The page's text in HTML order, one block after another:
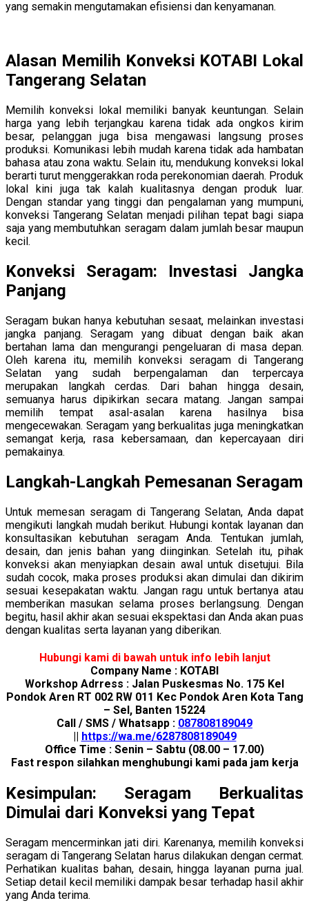
yang semakin mengutamakan efisiensi dan kenyamanan.
Alasan Memilih Konveksi KOTABI Lokal
Tangerang Selatan
Memilih konveksi lokal memiliki banyak keuntungan. Selain
harga yang lebih terjangkau karena tidak ada ongkos kirim
besar, pelanggan juga bisa mengawasi langsung proses
produksi. Komunikasi lebih mudah karena tidak ada hambatan
bahasa atau zona waktu. Selain itu, mendukung konveksi lokal
berarti turut menggerakkan roda perekonomian daerah. Produk
lokal kini juga tak kalah kualitasnya dengan produk luar.
Dengan standar yang tinggi dan pengalaman yang mumpuni,
konveksi Tangerang Selatan menjadi pilihan tepat bagi siapa
saja yang membutuhkan seragam dalam jumlah besar maupun
kecil.
Konveksi Seragam: Investasi Jangka
Panjang
Seragam bukan hanya kebutuhan sesaat, melainkan investasi
jangka panjang. Seragam yang dibuat dengan baik akan
bertahan lama dan mengurangi pengeluaran di masa depan.
Oleh karena itu, memilih konveksi seragam di Tangerang
Selatan yang sudah berpengalaman dan terpercaya
merupakan langkah cerdas. Dari bahan hingga desain,
semuanya harus dipikirkan secara matang. Jangan sampai
memilih tempat asal-asalan karena hasilnya bisa
mengecewakan. Seragam yang berkualitas juga meningkatkan
semangat kerja, rasa kebersamaan, dan kepercayaan diri
pemakainya.
Langkah-Langkah Pemesanan Seragam
Untuk memesan seragam di Tangerang Selatan, Anda dapat
mengikuti langkah mudah berikut. Hubungi kontak layanan dan
konsultasikan kebutuhan seragam Anda. Tentukan jumlah,
desain, dan jenis bahan yang diinginkan. Setelah itu, pihak
konveksi akan menyiapkan desain awal untuk disetujui. Bila
sudah cocok, maka proses produksi akan dimulai dan dikirim
sesuai kesepakatan waktu. Jangan ragu untuk bertanya atau
memberikan masukan selama proses berlangsung. Dengan
begitu, hasil akhir akan sesuai ekspektasi dan Anda akan puas
dengan kualitas serta layanan yang diberikan.
Hubungi kami di bawah untuk info lebih lanjut
Company Name : KOTABI
Workshop Adrress : Jalan Puskesmas No. 175 Kel
Pondok Aren RT 002 RW 011 Kec Pondok Aren Kota Tang
– Sel, Banten 15224
Call / SMS / Whatsapp : 087808189049
|| https://wa.me/6287808189049
Office Time : Senin – Sabtu (08.00 – 17.00)
Fast respon silahkan menghubungi kami pada jam kerja
Kesimpulan: Seragam Berkualitas
Dimulai dari Konveksi yang Tepat
Seragam mencerminkan jati diri. Karenanya, memilih konveksi
seragam di Tangerang Selatan harus dilakukan dengan cermat.
Perhatikan kualitas bahan, desain, hingga layanan purna jual.
Setiap detail kecil memiliki dampak besar terhadap hasil akhir
yang Anda terima.